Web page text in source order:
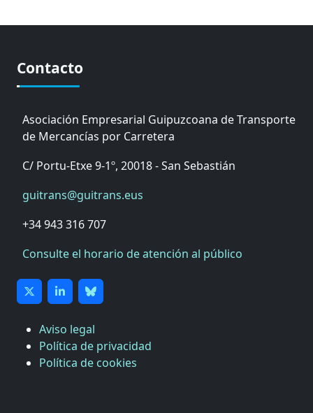
Contacto
Asociación Empresarial Guipuzcoana de Transporte
de Mercancías por Carretera
C/ Portu-Etxe 9-1º, 20018 - San Sebastián
guitrans@guitrans.eus
+34 943 316 707
Consulte el horario de atención al público
Aviso legal
Política de privacidad
Política de cookies